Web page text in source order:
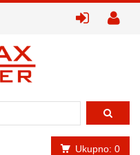
prijavite
Ukupno: 0